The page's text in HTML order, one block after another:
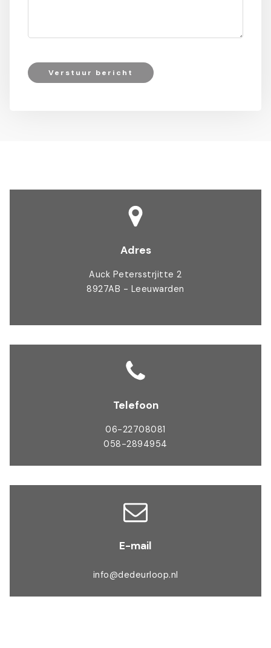
Verstuur bericht
Adres
Auck Petersstrjitte 2
8927AB - Leeuwarden
Telefoon
06-22708081
058-2894954
E-mail
info@dedeurloop.nl